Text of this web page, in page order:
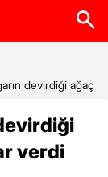
devirdiği ağaç
verdi